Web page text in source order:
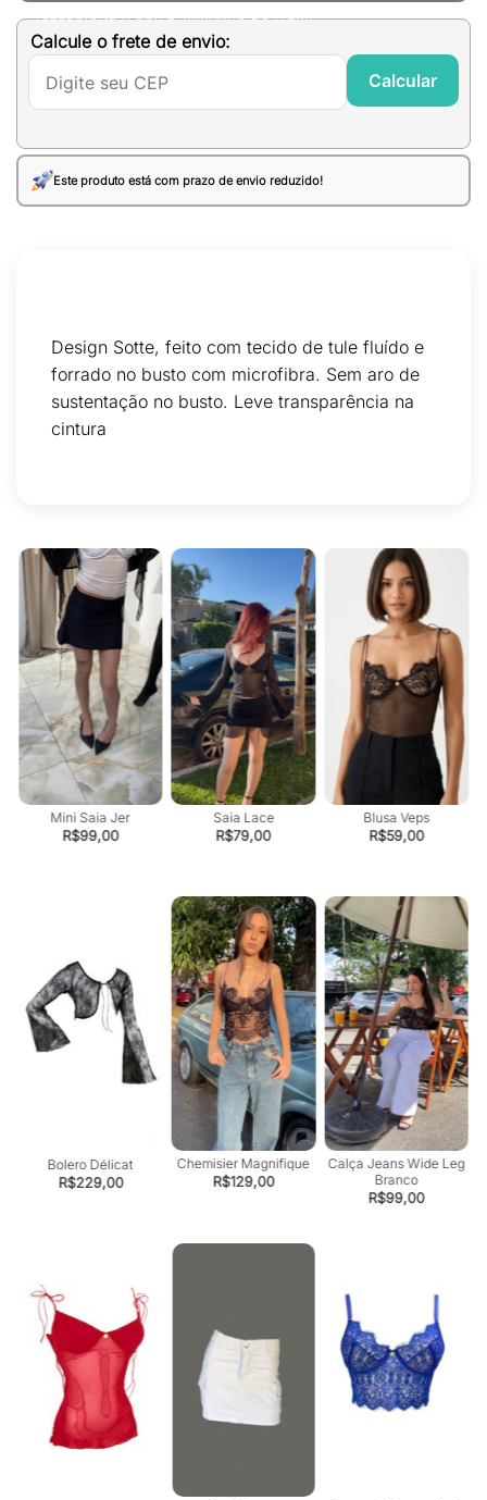
(SELECIONE A COR E TAMANHO DO ITEM)
Calcule o frete de envio:
Calcular
Este produto está com prazo de envio reduzido!
Design Sotte, feito com tecido de tule fluído e
forrado no busto com microfibra. Sem aro de
sustentação no busto. Leve transparência na
cintura
Mini Saia Jer
R$99,00
Saia Lace
R$79,00
Blusa Veps
R$59,00
Calça Jeans Wide Leg
Branco
R$99,00
Chemisier Magnifique
R$129,00
Bolero Délicat
R$229,00